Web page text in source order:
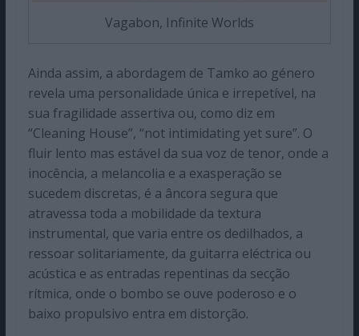
Vagabon, Infinite Worlds
Ainda assim, a abordagem de Tamko ao género
revela uma personalidade única e irrepetível, na
sua fragilidade assertiva ou, como diz em
“Cleaning House”, “not intimidating yet sure”. O
fluir lento mas estável da sua voz de tenor, onde a
inocência, a melancolia e a exasperação se
sucedem discretas, é a âncora segura que
atravessa toda a mobilidade da textura
instrumental, que varia entre os dedilhados, a
ressoar solitariamente, da guitarra eléctrica ou
acústica e as entradas repentinas da secção
rítmica, onde o bombo se ouve poderoso e o
baixo propulsivo entra em distorção.